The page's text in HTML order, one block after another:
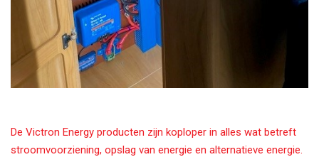
De Victron Energy producten zijn koploper in alles wat betreft
stroomvoorziening, opslag van energie en alternatieve energie.